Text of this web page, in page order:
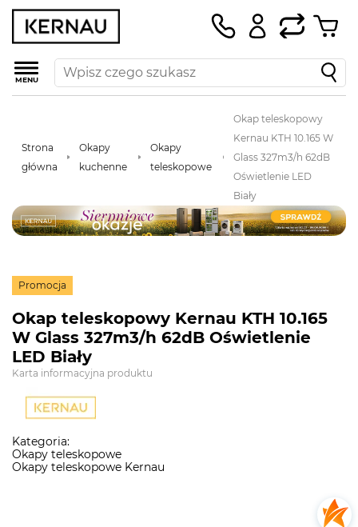
MENU
Strona
główna
Okapy
kuchenne
Okapy
teleskopowe
Okap teleskopowy
Kernau KTH 10.165 W
Glass 327m3/h 62dB
Oświetlenie LED
Biały
Promocja
Okap teleskopowy Kernau KTH 10.165
W Glass 327m3/h 62dB Oświetlenie
LED Biały
Karta informacyjna produktu
Kategoria:
Okapy teleskopowe
Okapy teleskopowe Kernau